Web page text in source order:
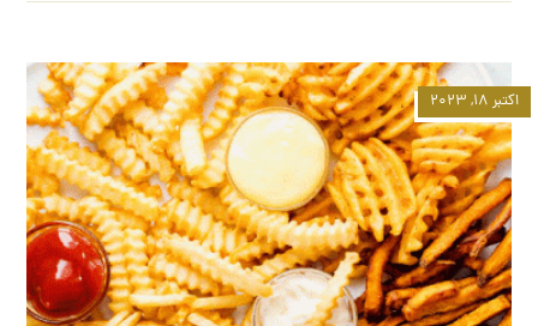
اکتبر ۱۸, ۲۰۲۳